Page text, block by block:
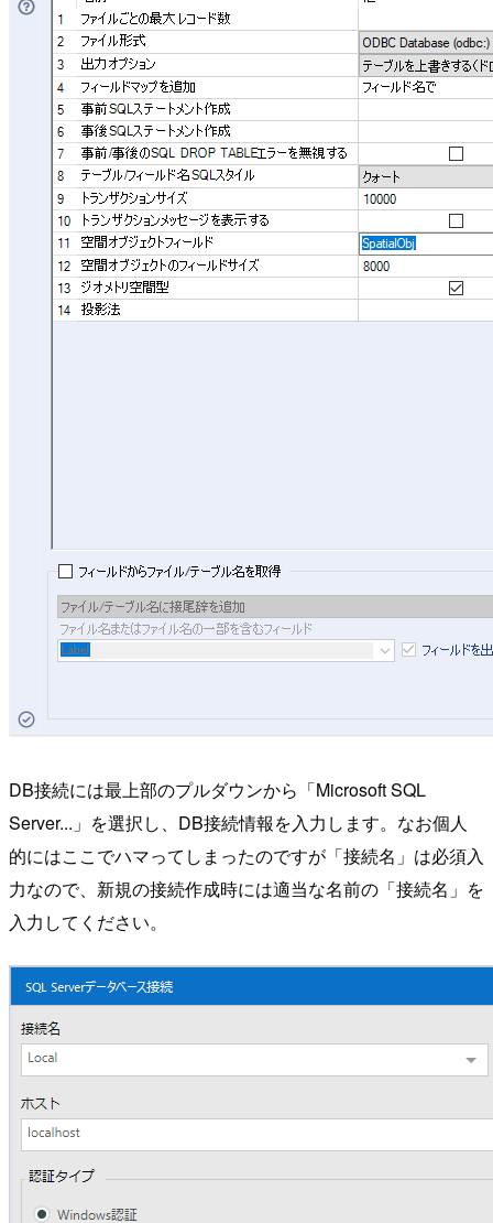
DB接続には最上部のプルダウンから「Microsoft SQL
Server...」を選択し、DB接続情報を入力します。なお個人
的にはここでハマってしまったのですが「接続名」は必須入
力なので、新規の接続作成時には適当な名前の「接続名」を
入力してください。